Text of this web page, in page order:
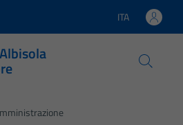
Lingua attiva:
ITA